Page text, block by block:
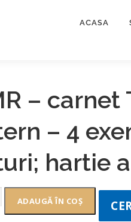
ACASA
–
– 4
hartie
ADAUGĂ ÎN COȘ